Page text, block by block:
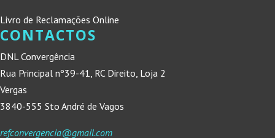
Livro de Reclamações Online
CONTACTOS
DNL Convergência
Rua Principal nº39-41, RC Direito, Loja 2
Vergas
3840-555 Sto André de Vagos
refconvergencia@gmail.com